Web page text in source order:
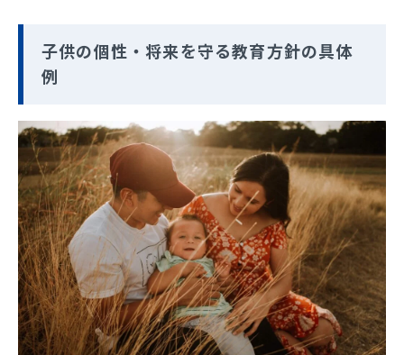
子供の個性・将来を守る教育方針の具体
例